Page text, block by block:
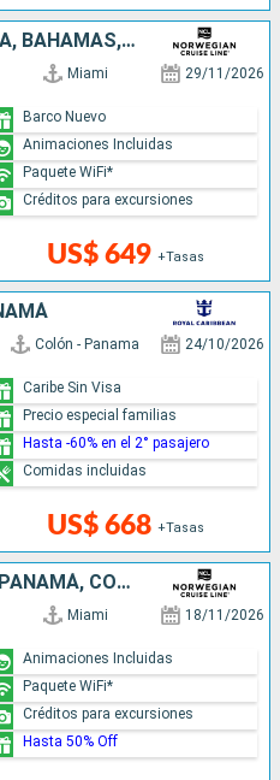
REPÚBLICA DOMINICANA, BAHAMAS, ESTADOS UNIDOS
Miami 29/11/2026
US$ 649 +Tasas
Barco Nuevo
Animaciones Incluidas
Paquete WiFi*
Créditos para excursiones
Colón - Panama 24/10/2026
US$ 668 +Tasas
Caribe Sin Visa
Precio especial familias
Hasta -60% en el 2° pasajero
Comidas incluidas
BAHAMAS, COLOMBIA, PANAMÁ, COSTA RICA, JAMAICA, ISLAS CAIMÁN, ESTADOS UNIDOS
Miami 18/11/2026
Animaciones Incluidas
Paquete WiFi*
Créditos para excursiones
Hasta 50% Off